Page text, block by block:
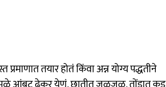
प्रमाणात तयार होतं किंवा अन्न योग्य पद्धतीने